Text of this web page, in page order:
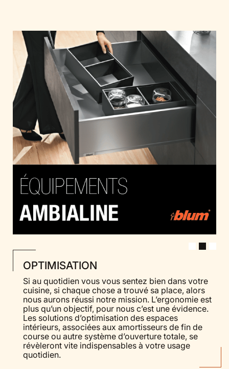
OPTIMISATION
Si au quotidien vous vous sentez bien dans votre
cuisine, si chaque chose a trouvé sa place, alors
nous aurons réussi notre mission. L’ergonomie est
plus qu’un objectif, pour nous c’est une évidence.
Les solutions d’optimisation des espaces
intérieurs, associées aux amortisseurs de fin de
course ou autre système d’ouverture totale, se
révèleront vite indispensables à votre usage
quotidien.